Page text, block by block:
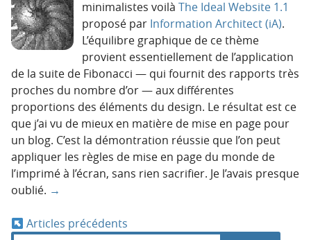
minimalistes voilà The Ideal Website 1.1
proposé par Information Architect (iA).
L’équilibre graphique de ce thème
provient essentiellement de l’application
de la suite de Fibonacci — qui fournit des rapports très
proches du nombre d’or — aux différentes
proportions des éléments du design. Le résultat est ce
que j’ai vu de mieux en matière de mise en page pour
un blog. C’est la démontration réussie que l’on peut
appliquer les règles de mise en page du monde de
l’imprimé à l’écran, sans rien sacrifier. Je l’avais presque
oublié. →
NArticles précédents